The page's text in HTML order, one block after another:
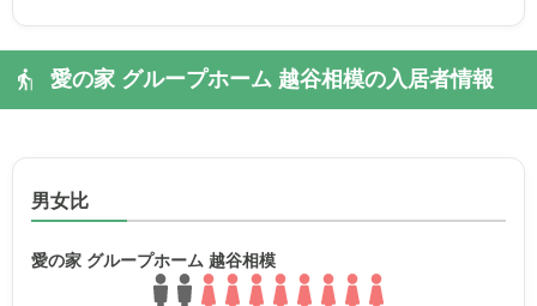
愛の家 グループホーム 越谷相模の入居者情報
男女比
愛の家 グループホーム 越谷相模